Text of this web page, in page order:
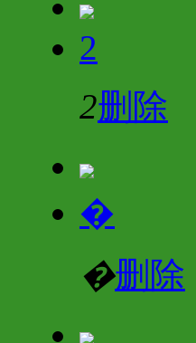
2
2删除
�
�删除